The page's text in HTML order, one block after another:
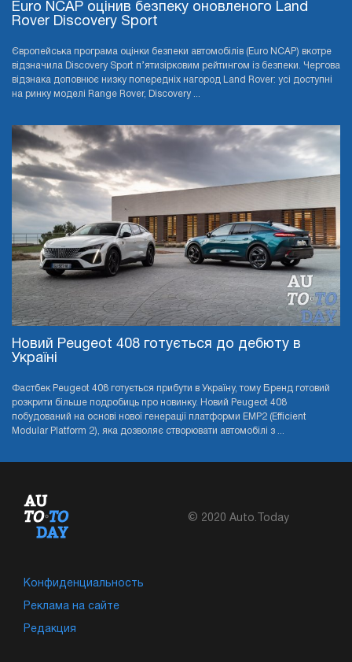
Euro NCAP оцінив безпеку оновленого Land
Rover Discovery Sport
Європейська програма оцінки безпеки автомобілів (Euro NCAP) вкотре
відзначила Discovery Sport п’ятизірковим рейтингом із безпеки. Чергова
відзнака доповнює низку попередніх нагород Land Rover: усі доступні
на ринку моделі Range Rover, Discovery ...
Новий Peugeot 408 готується до дебюту в
Україні
Фастбек Peugeot 408 готується прибути в Україну, тому Бренд готовий
розкрити більше подробиць про новинку. Новий Peugeot 408
побудований на основі нової генерації платформи EMP2 (Efficient
Modular Platform 2), яка дозволяє створювати автомобілі з ...
© 2020 Auto.Today
Конфиденциальность
Реклама на сайте
Редакция